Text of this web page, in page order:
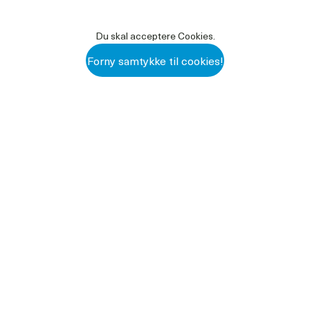
Du skal acceptere Cookies.
Forny samtykke til cookies!